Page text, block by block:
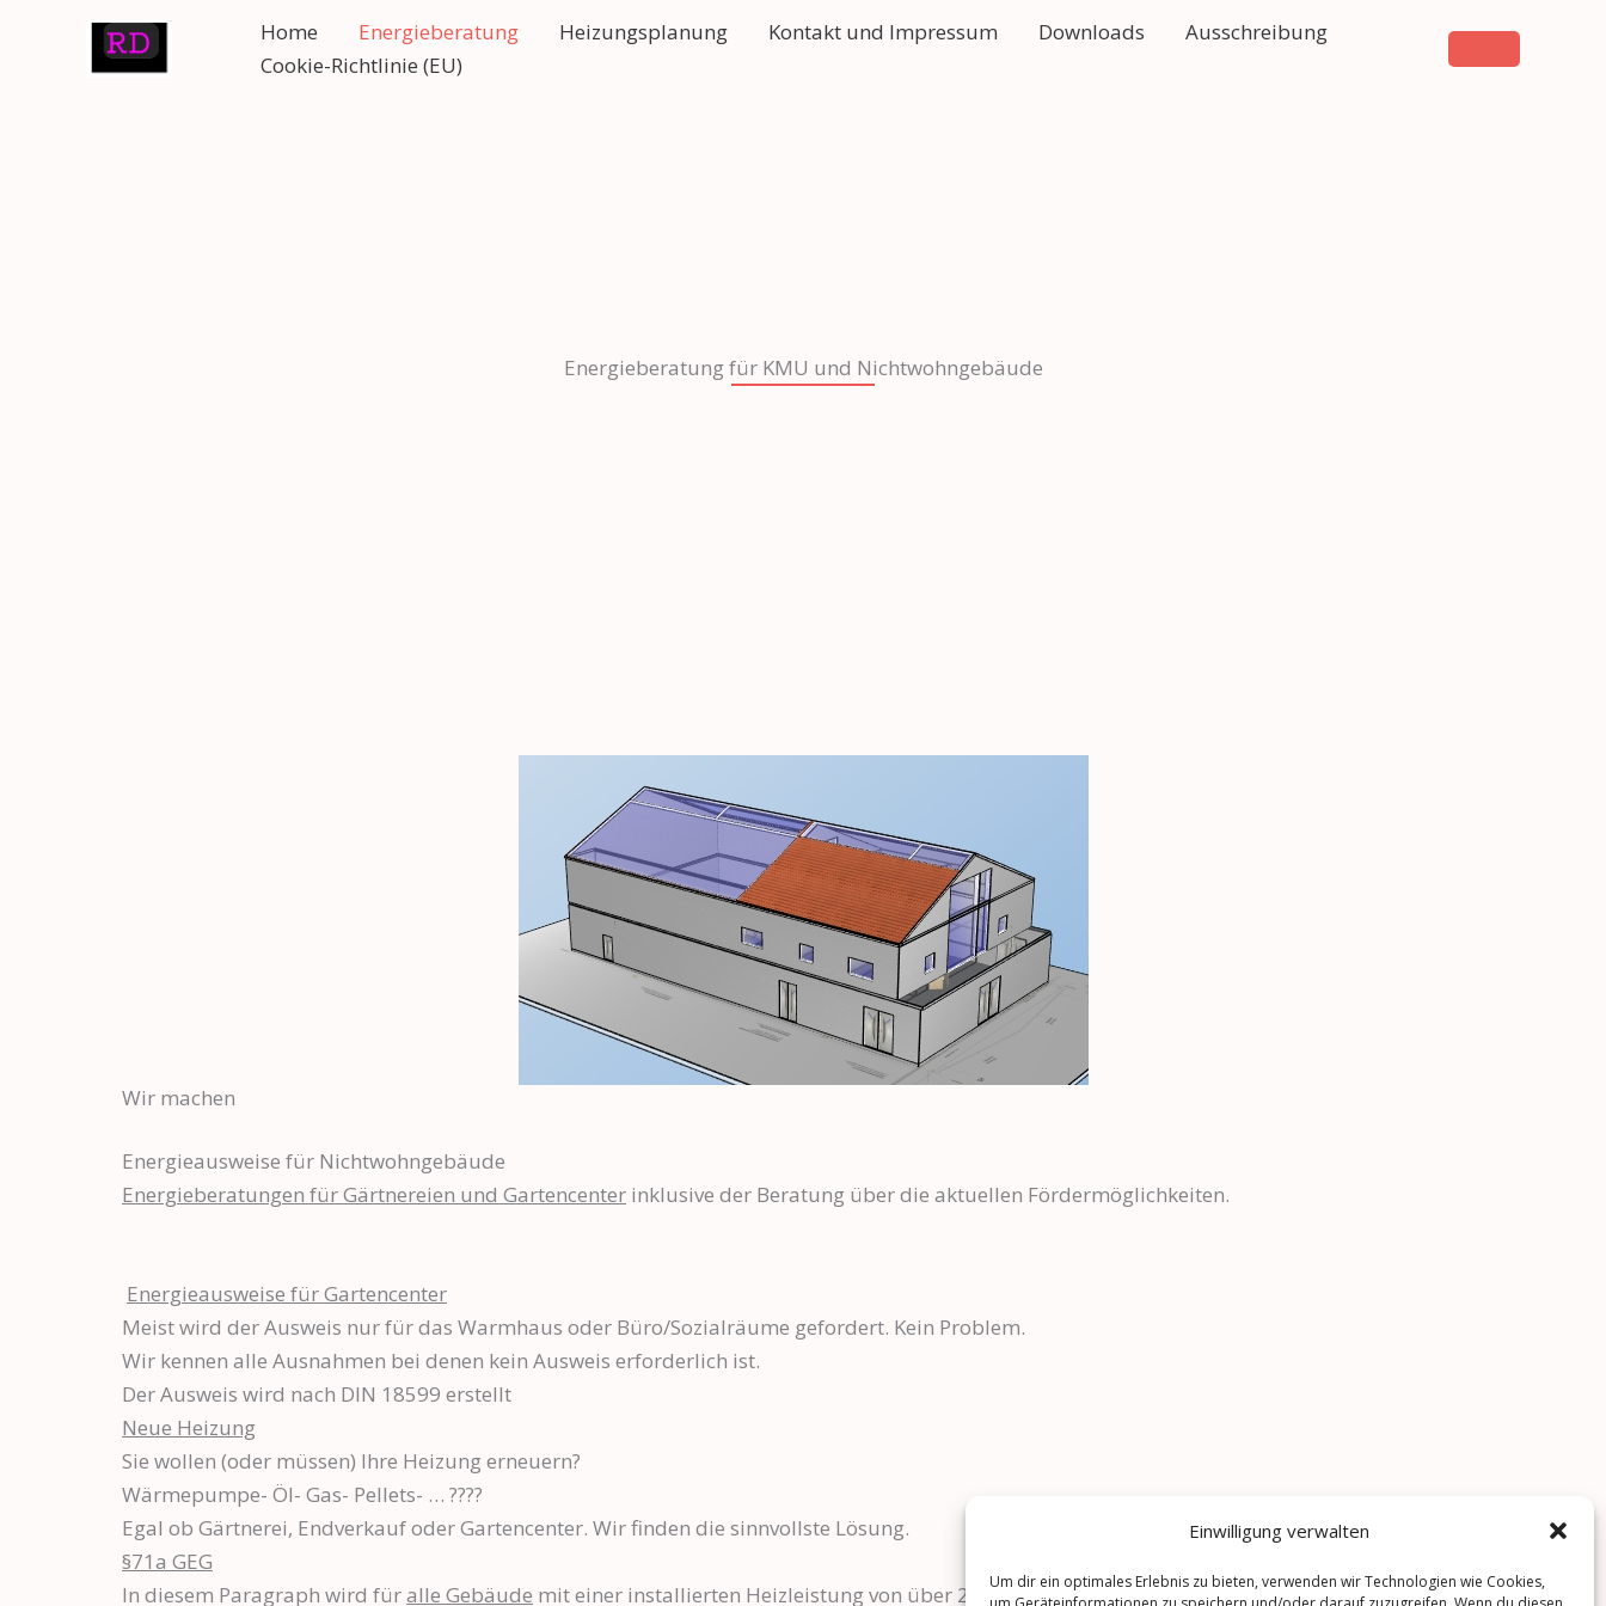
Einwilligung verwalten
Um dir ein optimales Erlebnis zu bieten, verwenden wir Technologien wie Cookies,
Home Energieberatung Heizungsplanung Kontakt und Impressum Downloads
Ausschreibung
Cookie-Richtlinie (EU)
Energieberatung für KMU und Nichtwohngebäude
Wir machen
Energieausweise für Nichtwohngebäude
Energieberatungen für Gärtnereien und Gartencenter inklusive der Beratung über die aktuellen Fördermöglichkeiten.
Energieausweise für Gartencenter
Meist wird der Ausweis nur für das Warmhaus oder Büro/Sozialräume gefordert. Kein Problem.
Wir kennen alle Ausnahmen bei denen kein Ausweis erforderlich ist.
Der Ausweis wird nach DIN 18599 erstellt
Neue Heizung
Sie wollen (oder müssen) Ihre Heizung erneuern?
Wärmepumpe- Öl- Gas- Pellets- … ????
Egal ob Gärtnerei, Endverkauf oder Gartencenter. Wir finden die sinnvollste Lösung.
§71a GEG
In diesem Paragraph wird füralle Gebäude mit einer installierten Heizleistung von über 290kW ein Energiemangement gefordert. Ob dieser